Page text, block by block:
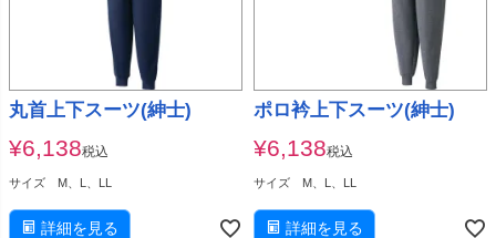
丸首上下スーツ(紳士)
¥6,138税込
サイズ M、L、LL
詳細を見る
ポロ衿上下スーツ(紳士)
¥6,138税込
サイズ M、L、LL
詳細を見る